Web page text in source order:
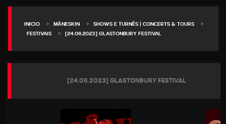
INICIO > MÅNESKIN > SHOWS E TURNÊS | CONCERTS & TOURS >
FESTIVAIS > [24.06.2023] GLASTONBURY FESTIVAL
[24.06.2023] GLASTONBURY FESTIVAL